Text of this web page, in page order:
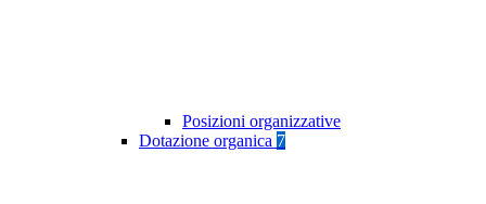
Posizioni organizzative
Dotazione organica 7